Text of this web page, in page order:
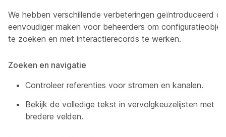
We hebben verschillende verbeteringen geïntroduceerd
eenvoudiger maken voor beheerders om
te zoeken en met interactierecords te werken.
Zoeken en navigatie
Controleer referenties voor stromen en kanalen.
Bekijk de volledige tekst in vervolgkeuzelijsten met
bredere velden.